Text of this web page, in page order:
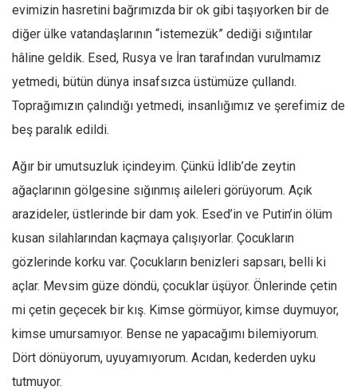
evimizin hasretini bağrımızda bir ok gibi taşıyorken bir de
diğer ülke vatandaşlarının “istemezük” dediği sığıntılar
hâline geldik. Esed, Rusya ve İran tarafından vurulmamız
yetmedi, bütün dünya insafsızca üstümüze çullandı.
Toprağımızın çalındığı yetmedi, insanlığımız ve şerefimiz de
beş paralık edildi.
Ağır bir umutsuzluk içindeyim. Çünkü İdlib’de zeytin
ağaçlarının gölgesine sığınmış aileleri görüyorum. Açık
arazideler, üstlerinde bir dam yok. Esed’in ve Putin’in ölüm
kusan silahlarından kaçmaya çalışıyorlar. Çocukların
gözlerinde korku var. Çocukların benizleri sapsarı, belli ki
açlar. Mevsim güze döndü, çocuklar üşüyor. Önlerinde çetin
mi çetin geçecek bir kış. Kimse görmüyor, kimse duymuyor,
kimse umursamıyor. Bense ne yapacağımı bilemiyorum.
Dört dönüyorum, uyuyamıyorum. Acıdan, kederden uyku
tutmuyor.